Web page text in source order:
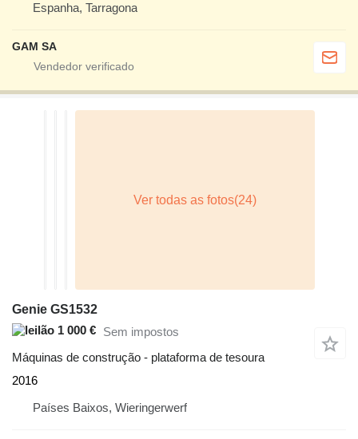
Espanha, Tarragona
GAM SA
Genie GS1532
1 000 € Sem impostos
Máquinas de construção - plataforma de tesoura
2016
Países Baixos, Wieringerwerf